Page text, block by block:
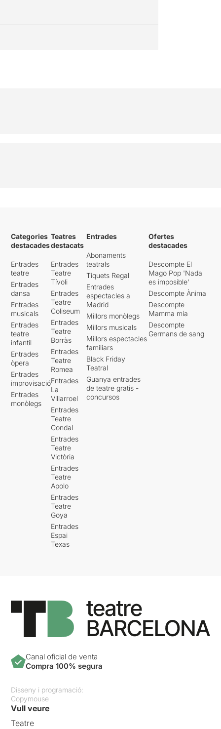
Categories
destacades
Entrades
teatre
Entrades
dansa
Entrades
musicals
Entrades
teatre
infantil
Entrades
òpera
Entrades
improvisació
Entrades
monòlegs
Teatres
destacats
Entrades
Teatre
Tívoli
Entrades
Teatre
Coliseum
Entrades
Teatre
Borràs
Entrades
Teatre
Romea
Entrades
La
Villarroel
Entrades
Teatre
Condal
Entrades
Teatre
Victòria
Entrades
Teatre
Apolo
Entrades
Teatre
Goya
Entrades
Espai
Texas
Entrades
Abonaments
teatrals
Tiquets Regal
Entrades
espectacles a
Madrid
Millors monòlegs
Millors musicals
Millors espectacles
familiars
Black Friday
Teatral
Guanya entrades
de teatre gratis -
concursos
Ofertes
destacades
Descompte El
Mago Pop 'Nada
es imposible'
Descompte Ànima
Descompte
Mamma mia
Descompte
Germans de sang
Canal oficial de venta
Compra 100% segura
Disseny i programació:
Copymouse
Vull veure
Teatre